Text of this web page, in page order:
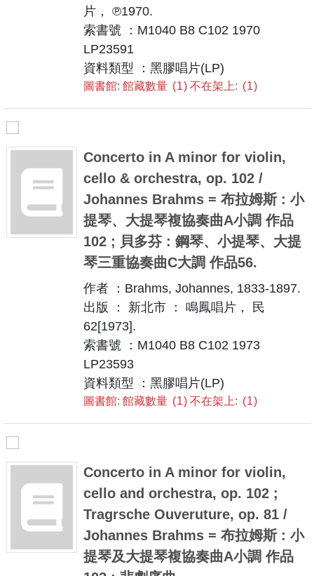
片， ℗1970.
索書號 ：M1040 B8 C102 1970
LP23591
資料類型 ：黑膠唱片(LP)
圖書館: 館藏數量 1 不在架上: 1
Concerto in A minor for violin,
cello & orchestra, op. 102 /
Johannes Brahms = 布拉姆斯 : 小
提琴、大提琴複協奏曲A小調 作品
102 ; 貝多芬 : 鋼琴、小提琴、大提
琴三重協奏曲C大調 作品56.
作者 ：Brahms, Johannes, 1833-1897.
出版 ： 新北市 ： 鳴鳳唱片， 民
62[1973].
索書號 ：M1040 B8 C102 1973
LP23593
資料類型 ：黑膠唱片(LP)
圖書館: 館藏數量 1 不在架上: 1
Concerto in A minor for violin,
cello and orchestra, op. 102 ;
Tragrsche Ouveruture, op. 81 /
Johannes Brahms = 布拉姆斯 : 小
提琴及大提琴複協奏曲A小調 作品